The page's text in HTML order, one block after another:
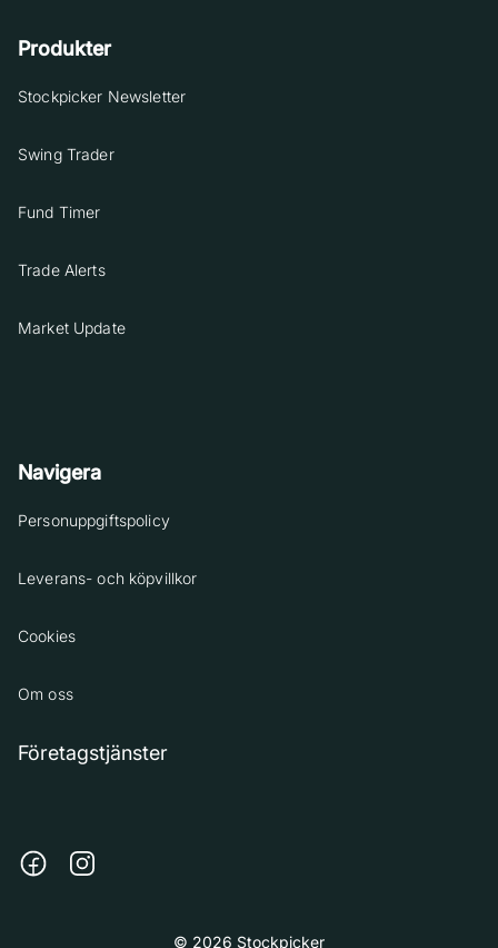
Produkter
Stockpicker Newsletter
Swing Trader
Fund Timer
Trade Alerts
Market Update
Navigera
Personuppgiftspolicy
Leverans- och köpvillkor
Cookies
Om oss
Företagstjänster
© 2026 Stockpicker